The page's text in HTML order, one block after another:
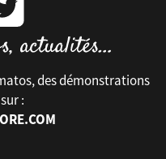
des démonstrations
: